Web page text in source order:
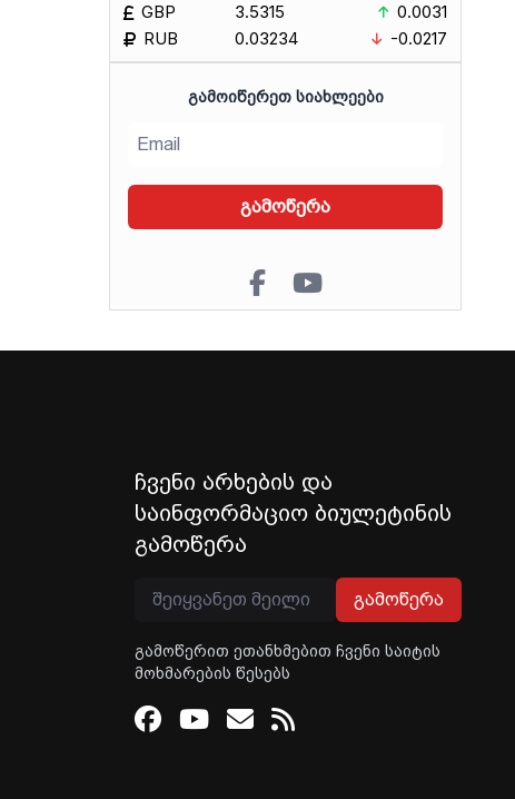
GBP
RUB
3.5315
0.03234
0.0031
-0.0217
ᲒᲐᲛᲝᲘᲬᲔᲠᲔᲗ ᲡᲘᲐᲮᲚᲔᲔᲑᲘ
გამოწერა
ჩვენი არხების და
საინფორმაციო ბიულეტინის
გამოწერა
გამოწერა
გამოწერით ეთანხმებით ჩვენი საიტის
მოხმარების წესებს
Facebook
Youtube
Email
RSS